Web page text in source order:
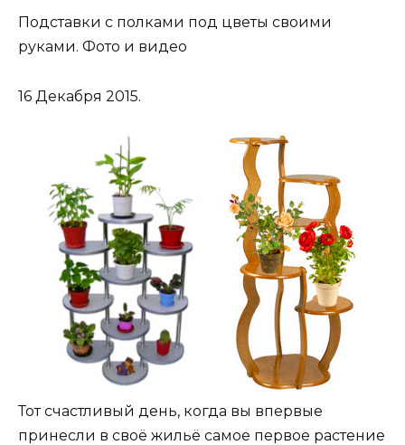
Подставки с полками под цветы своими
руками. Фото и видео
16 Декабря 2015.
Тот счастливый день, когда вы впервые
принесли в своё жильё самое первое растение